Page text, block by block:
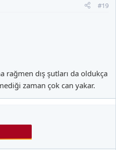
#19
rağmen dış şutları da oldukça
zaman çok can yakar.